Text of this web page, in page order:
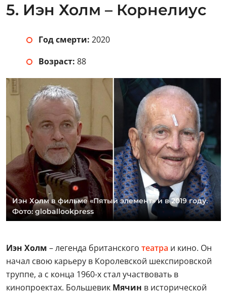
5. Иэн Холм – Корнелиус
Год смерти: 2020
Возраст: 88
Иэн Холм в фильме «Пятый элемент» и в 2019 году.
Фото: globallookpress
Иэн Холм – легенда британского театра и кино. Он
начал свою карьеру в Королевской шекспировской
труппе, а с конца 1960-х стал участвовать в
кинопроектах. Большевик Мячин в исторической